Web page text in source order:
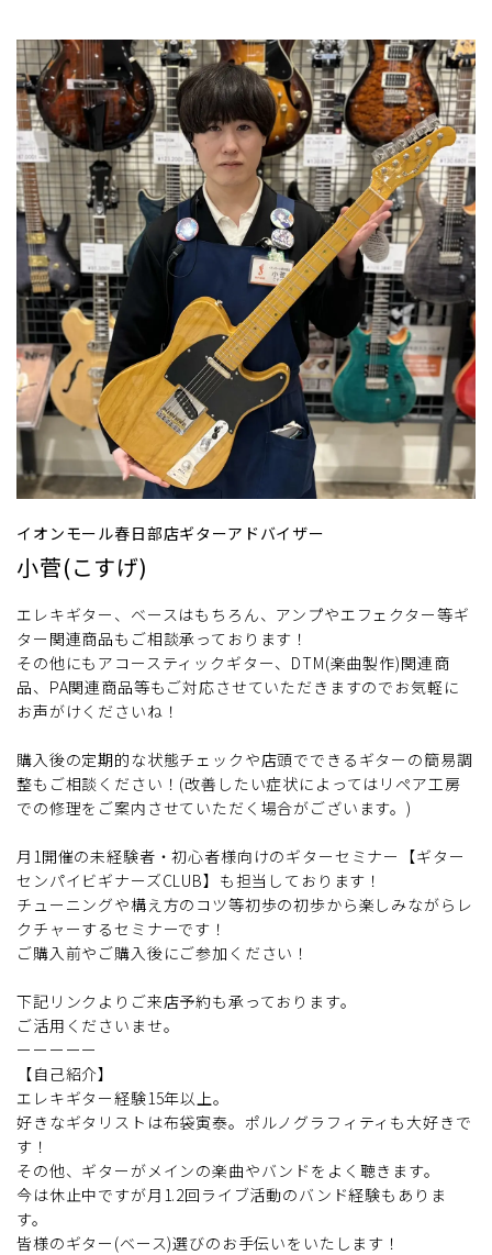
イオンモール春日部店ギターアドバイザー
小菅(こすげ)
エレキギター、ベースはもちろん、アンプやエフェクター等ギ
ター関連商品もご相談承っております！
その他にもアコースティックギター、DTM(楽曲製作)関連商
品、PA関連商品等もご対応させていただきますのでお気軽に
お声がけくださいね！
購入後の定期的な状態チェックや店頭でできるギターの簡易調
整もご相談ください！(改善したい症状によってはリペア工房
での修理をご案内させていただく場合がございます。)
月1開催の未経験者・初心者様向けのギターセミナー【ギター
センパイビギナーズCLUB】も担当しております！
チューニングや構え方のコツ等初歩の初歩から楽しみながらレ
クチャーするセミナーです！
ご購入前やご購入後にご参加ください！
下記リンクよりご来店予約も承っております。
ご活用くださいませ。
ーーーーー
【自己紹介】
エレキギター経験15年以上。
好きなギタリストは布袋寅泰。ポルノグラフィティも大好きで
す！
その他、ギターがメインの楽曲やバンドをよく聴きます。
今は休止中ですが月1.2回ライブ活動のバンド経験もありま
す。
皆様のギター(ベース)選びのお手伝いをいたします！